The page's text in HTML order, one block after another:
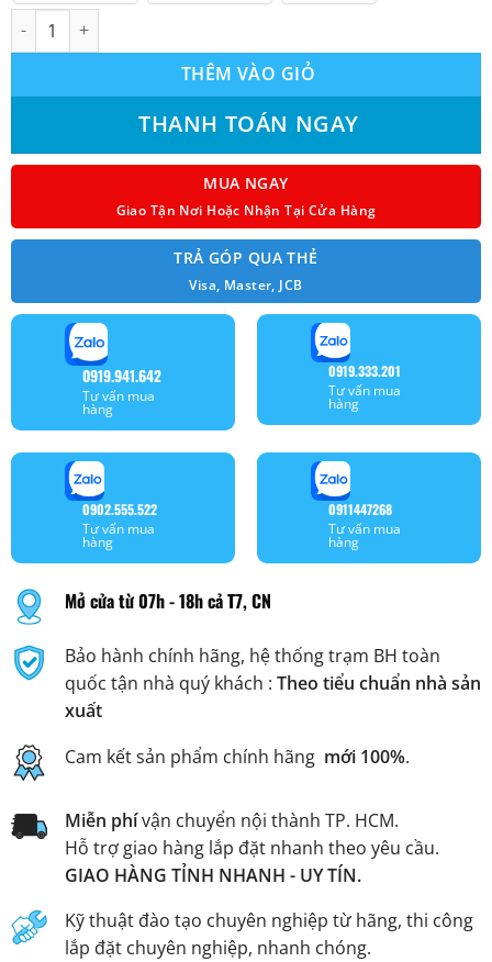
Máy lạnh treo tường Panasonic CU/CS-AU9BKH-8 Inverter
THÊM VÀO GIỎ
THANH TOÁN NGAY
MUA NGAY
Giao Tận Nơi Hoặc Nhận Tại Cửa Hàng
TRẢ GÓP QUA THẺ
Visa, Master, JCB
0919.941.642
Tư vấn mua
hàng
0919.333.201
Tư vấn mua
hàng
0902.555.522
Tư vấn mua
hàng
0911447268
Tư vấn mua
hàng
Mở cửa từ 07h - 18h cả T7, CN
Bảo hành chính hãng, hệ thống trạm BH toàn
quốc tận nhà quý khách : Theo tiểu chuẩn nhà sản
xuất
Cam kết sản phẩm chính hãng mới 100%.
Miễn phívận chuyển nội thành TP. HCM.
Hỗ trợ giao hàng lắp đặt nhanh theo yêu cầu.
GIAO HÀNG TỈNH NHANH - UY TÍN.
Kỹ thuật đào tạo chuyên nghiệp từ hãng, thi công
lắp đặt chuyên nghiệp, nhanh chóng.